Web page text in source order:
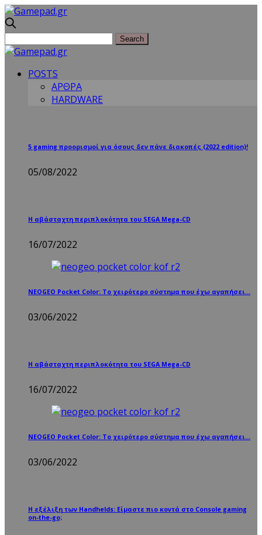
POSTS
ΑΡΘΡΑ
HARDWARE
5 gaming προορισμοί για όσους δεν πάνε διακοπές (2022 edition)!
05/08/2022
Η αβάσταχτη περιπλοκότητα του SEGA Mega-CD
16/07/2022
NEOGEO Pocket Color: Το χειρότερο σύστημα που έχω αγαπήσει…
03/06/2022
Η αβάσταχτη περιπλοκότητα του SEGA Mega-CD
16/07/2022
NEOGEO Pocket Color: Το χειρότερο σύστημα που έχω αγαπήσει…
03/06/2022
Η εξέλιξη των Handhelds: Είμαστε πιο κοντά στο Console gaming
on-the-go;